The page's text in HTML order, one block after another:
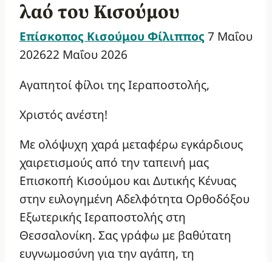
λαό του Κισούμου
Επίσκοπος Κισούμου Φίλιππος 7 Μαΐου
202622 Μαΐου 2026
Αγαπητοί φίλοι της Ιεραποστολής,
Χριστός ανέστη!
Με ολόψυχη χαρά μεταφέρω εγκάρδιους
χαιρετισμούς από την ταπεινή μας
Επισκοπή Κισούμου και Δυτικής Κένυας
στην ευλογημένη Αδελφότητα Ορθοδόξου
Εξωτερικής Ιεραποστολής στη
Θεσσαλονίκη. Σας γράφω με βαθύτατη
ευγνωμοσύνη για την αγάπη, τη